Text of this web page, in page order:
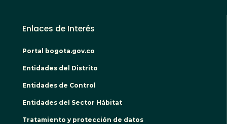
Enlaces de Interés
Portal bogota.gov.co
Entidades del Distrito
Entidades de Control
Entidades del Sector Hábitat
Tratamiento y protección de datos